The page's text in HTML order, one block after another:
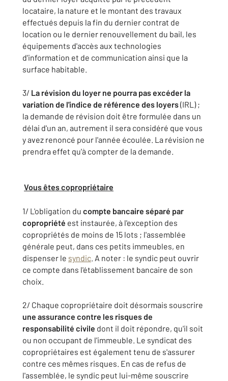
locataire, la nature et le montant des travaux
effectués depuis la fin du dernier contrat de
location ou le dernier renouvellement du bail, les
équipements d'accès aux technologies
d'information et de communication ainsi que la
surface habitable.
3/ La révision du loyer ne pourra pas excéder la
variation de l'indice de référence des loyers(IRL) ;
la demande de révision doit être formulée dans un
délai d'un an, autrement il sera considéré que vous
y avez renoncé pour l'année écoulée. La révision ne
prendra effet qu'à compter de la demande.
Vous êtes copropriétaire
1/ L'obligation du compte bancaire séparé par
copropriété est instaurée, à l'exception des
copropriétés de moins de 15 lots ; l'assemblée
générale peut, dans ces petits immeubles, en
dispenser le syndic . A noter : le syndic peut ouvrir
ce compte dans l'établissement bancaire de son
choix.
2/ Chaque copropriétaire doit désormais souscrire
une assurance contre les risques de
responsabilité civile dont il doit répondre, qu'il soit
ou non occupant de l'immeuble. Le syndicat des
copropriétaires est également tenu de s'assurer
contre ces mêmes risques. En cas de refus de
l'assemblée, le syndic peut lui-même souscrire